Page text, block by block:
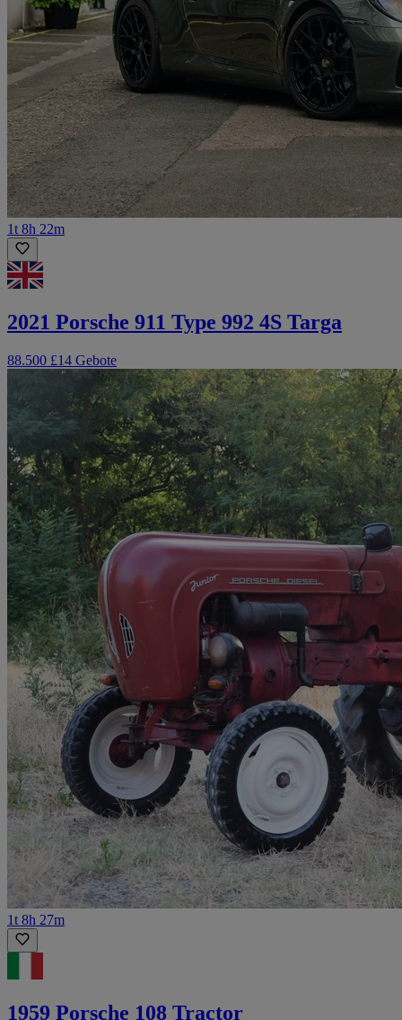
1t 8h 22m
2021 Porsche 911 Type 992 4S Targa
88.500 £14 Gebote
1t 8h 27m
1959 Porsche 108 Tractor